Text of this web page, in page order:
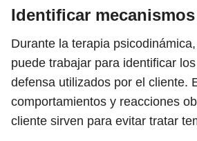
Identificar
Durante la terapia
puede trabajar para identificar
defensa utilizados por el cliente.
comportamientos y reacciones
cliente sirven para evitar tratar